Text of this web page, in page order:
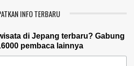
INFO TERBARU
di Jepang terbaru? Gabung
pembaca lainnya